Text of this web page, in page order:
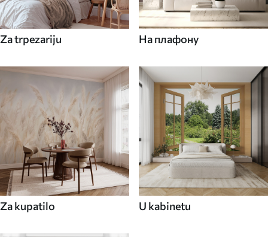
Za trpezariju На плафону
Za kupatilo U kabinetu